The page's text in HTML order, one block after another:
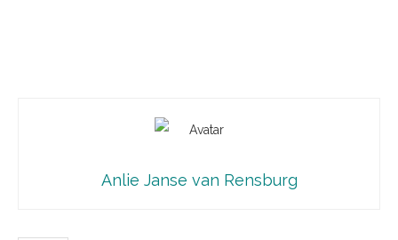
Anlie Janse van Rensburg